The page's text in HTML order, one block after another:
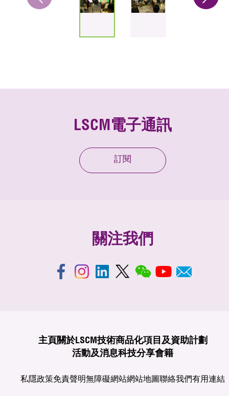
LSCM電子通訊
訂閱
關注我們
主頁 關於LSCM技術商品化項目及資助計劃
活動及消息科技分享會籍
私隱政策免責聲明無障礙網站網站地圖聯絡我們有用連結